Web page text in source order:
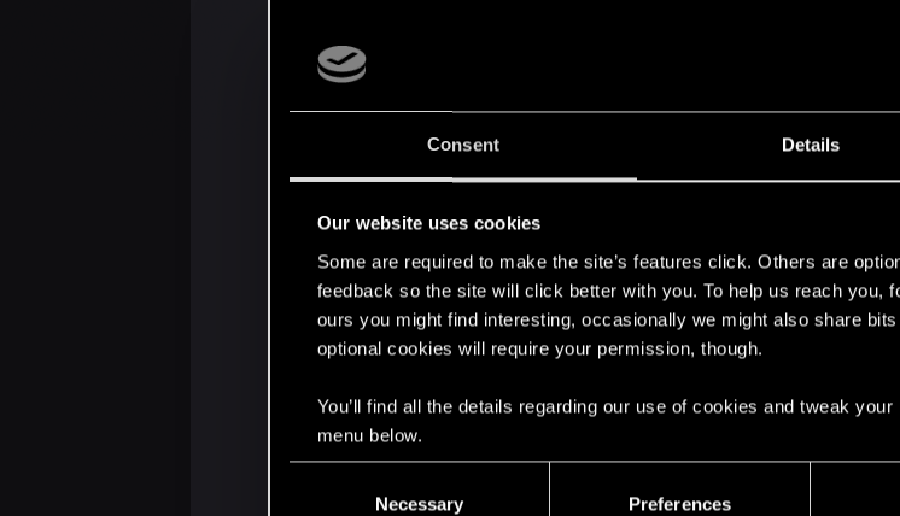
Consent Details
Our website uses cookies
Some are required to make the site’s features click. Others are
feedback so the site will click better with you. To help us reach you,
ours you might find interesting, occasionally we might also share
optional cookies will require your permission, though.
You’ll find all the details regarding our use of cookies and tweak
menu below.
Necessary Preferences
http://forums.cdprojektred.com/threads/253-Jak-
http://
11. Jak zrobić jaskinię? -
http://forums.cdprojektred.com/threads/411-
12. Jak poprawnie
http://forums.cdprojektred.com/